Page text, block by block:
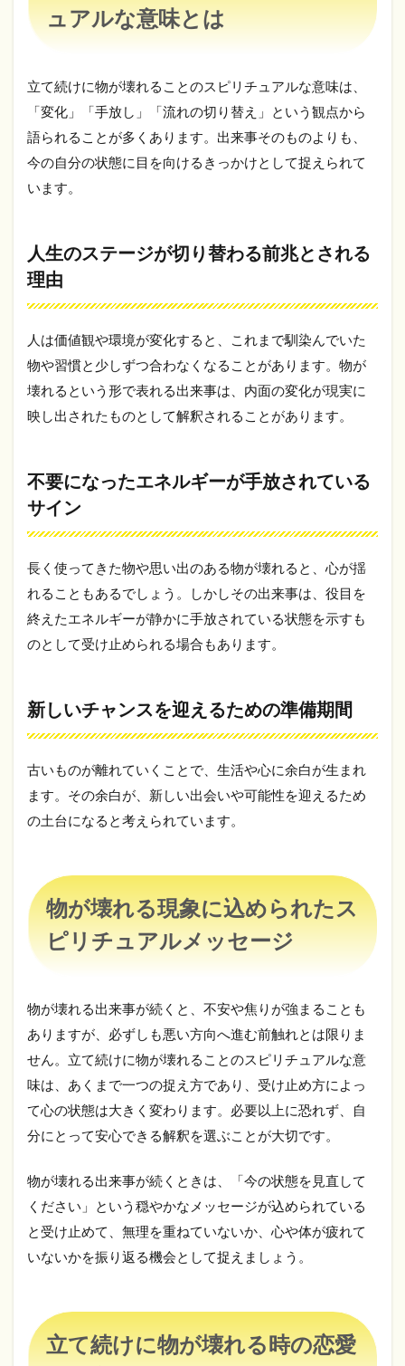
意
は
のス
テー
切り
兆と
され
不要
にな
った
エネ
ルギ
され
てい
るサ
新し
いチ
スを
迎え
期間
3
が
壊
る
に
込
め
ら
れ
た
リ
チ
ア
ル
メ
ッ
セ
4
て
続
が
壊
ュアルな意味とは
立て続けに物が壊れることのスピリチュアルな意味は、
「変化」「手放し」「流れの切り替え」という観点から
語られることが多くあります。出来事そのものよりも、
今の自分の状態に目を向けるきっかけとして捉えられて
います。
人生のステージが切り替わる前兆とされる
理由
人は価値観や環境が変化すると、これまで馴染んでいた
物や習慣と少しずつ合わなくなることがあります。物が
壊れるという形で表れる出来事は、内面の変化が現実に
映し出されたものとして解釈されることがあります。
不要になったエネルギーが手放されている
サイン
長く使ってきた物や思い出のある物が壊れると、心が揺
れることもあるでしょう。しかしその出来事は、役目を
終えたエネルギーが静かに手放されている状態を示すも
のとして受け止められる場合もあります。
新しいチャンスを迎えるための準備期間
古いものが離れていくことで、生活や心に余白が生まれ
ます。その余白が、新しい出会いや可能性を迎えるため
の土台になると考えられています。
物が壊れる現象に込められたス
ピリチュアルメッセージ
物が壊れる出来事が続くと、不安や焦りが強まることも
ありますが、必ずしも悪い方向へ進む前触れとは限りま
せん。立て続けに物が壊れることのスピリチュアルな意
味は、あくまで一つの捉え方であり、受け止め方によっ
て心の状態は大きく変わります。必要以上に恐れず、自
分にとって安心できる解釈を選ぶことが大切です。
物が壊れる出来事が続くときは、「今の状態を見直して
ください」という穏やかなメッセージが込められている
と受け止めて、無理を重ねていないか、心や体が疲れて
いないかを振り返る機会として捉えましょう。
立て続けに物が壊れる時の恋愛